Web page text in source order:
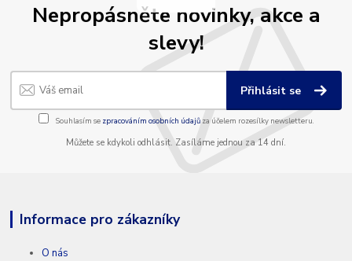
Nepropásněte novinky, akce a
slevy!
Přihlásit se
Souhlasím se zpracováním osobních údajůza účelem rozesílky newsletteru.
Můžete se kdykoli odhlásit. Zasíláme jednou za 14 dní.
Informace pro zákazníky
O nás